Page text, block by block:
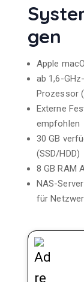
gen
Apple
ab 1,6-
Prozessor
Externe
empfohlen
30 GB
(SSD/HDD)
8 GB RAM
NAS-
für